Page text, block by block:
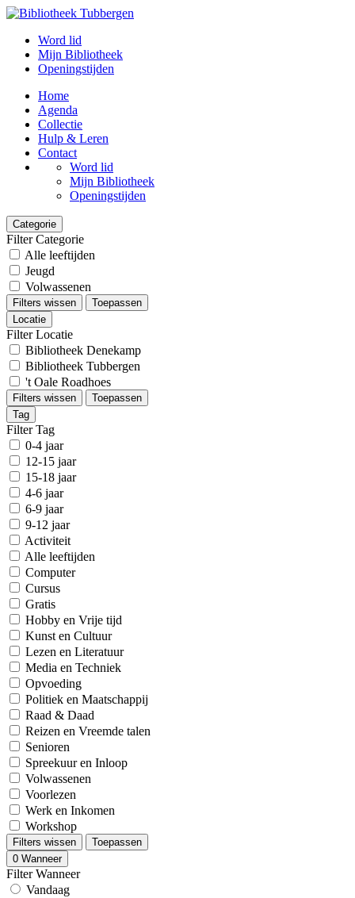
Word lid
Mijn Bibliotheek
Openingstijden
Home
Agenda
Collectie
Hulp & Leren
Contact
Word lid
Mijn Bibliotheek
Openingstijden
Categorie
Filter Categorie
Alle leeftijden
Jeugd
Volwassenen
Filters wissen
Toepassen
Locatie
Filter Locatie
Bibliotheek Denekamp
Bibliotheek Tubbergen
't Oale Roadhoes
Filters wissen
Toepassen
Tag
Filter Tag
0-4 jaar
12-15 jaar
15-18 jaar
4-6 jaar
6-9 jaar
9-12 jaar
Activiteit
Alle leeftijden
Computer
Cursus
Gratis
Hobby en Vrije tijd
Kunst en Cultuur
Lezen en Literatuur
Media en Techniek
Opvoeding
Politiek en Maatschappij
Raad & Daad
Reizen en Vreemde talen
Senioren
Spreekuur en Inloop
Volwassenen
Voorlezen
Werk en Inkomen
Workshop
Filters wissen
Toepassen
0 Wanneer
Filter Wanneer
Vandaag